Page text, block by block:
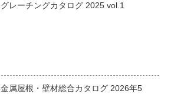
グレーチングカタログ 2025 vol.1
金属屋根・壁材総合カタログ 2026年5